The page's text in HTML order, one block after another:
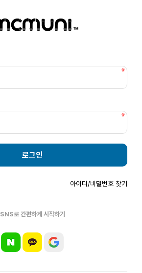
로그인
아이디/비밀번호 찾기
SNS로 간편하게 시작하기